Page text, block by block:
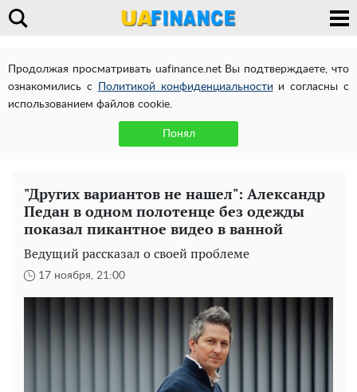
Продолжая просматривать uafinance.net Вы подтверждаете, что
ознакомились с
Политикой конфиденциальности и согласны с
использованием файлов cookie.
Понял
"Других вариантов не нашел": Александр
Педан в одном полотенце без одежды
показал пикантное видео в ванной
Ведущий рассказал о своей проблеме
17 ноября, 21:00